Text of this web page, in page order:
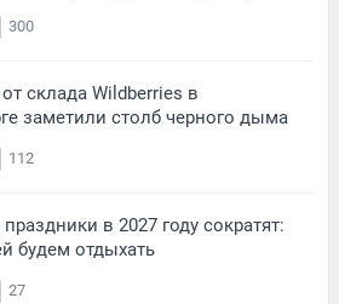
300
склада Wildberries в
заметили столб черного дыма
112
в 2027 году сократят:
будем отдыхать
27